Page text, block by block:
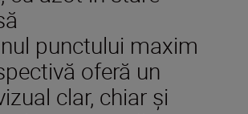
punctului maxim
oferă un
clar, chiar şi